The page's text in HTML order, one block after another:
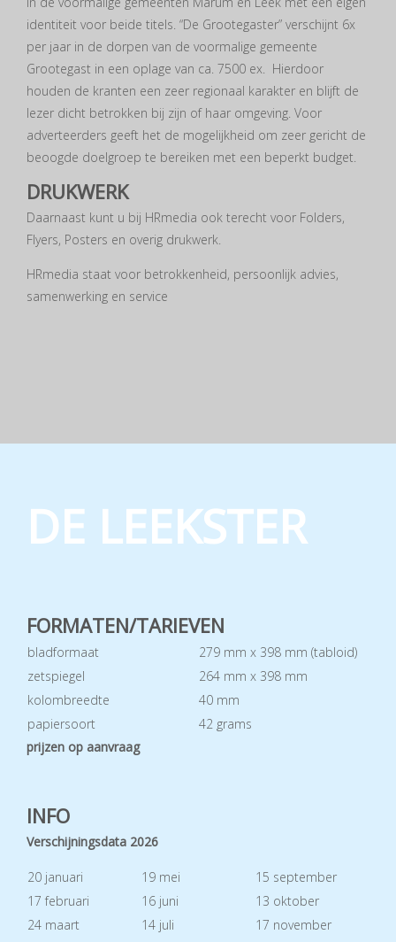
identiteit voor beide titels. “De Grootegaster” verschijnt 6x
per jaar in de dorpen van de voormalige gemeente
Grootegast in een oplage van ca. 7500 ex. Hierdoor
houden de kranten een zeer regionaal karakter en blijft de
lezer dicht betrokken bij zijn of haar omgeving. Voor
adverteerders geeft het de mogelijkheid om zeer gericht de
beoogde doelgroep te bereiken met een beperkt budget.
DRUKWERK
Daarnaast kunt u bij HRmedia ook terecht voor Folders,
Flyers, Posters en overig drukwerk.
HRmedia staat voor betrokkenheid, persoonlijk advies,
samenwerking en service
DE LEEKSTER
FORMATEN/TARIEVEN
bladformaat
279 mm x 398 mm (tabloid)
zetspiegel
264 mm x 398 mm
kolombreedte
40 mm
papiersoort
42 grams
prijzen op aanvraag
INFO
Verschijningsdata 2026
20 januari 19 mei
15 september
17 februari
16 juni
13 oktober
24 maart
14 juli
17 november